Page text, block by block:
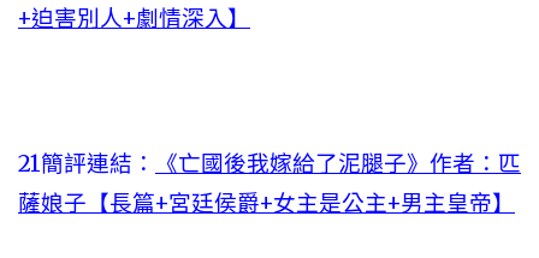
+迫害別人+劇情深入】
21簡評連結：
《亡國後我嫁給了泥腿子》作者：匹
薩娘子【長篇+宮廷侯爵+女主是公主+男主皇帝】